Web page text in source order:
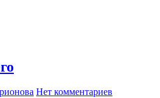
Нет комментариев